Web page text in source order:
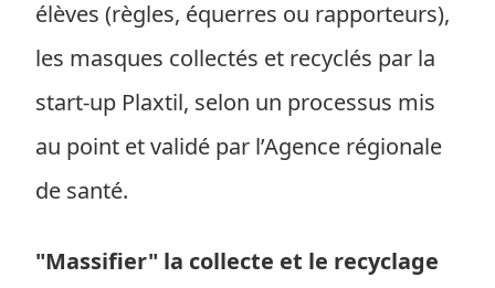
élèves (règles, équerres ou rapporteurs),
les masques collectés et recyclés par la
start-up Plaxtil, selon un processus mis
au point et validé par l’Agence régionale
de santé.
"Massifier" la collecte et le recyclage